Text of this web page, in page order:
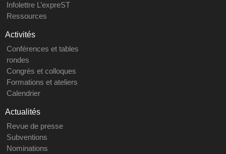
Infolettre L’expreST
Ressources
Activités
Conférences et tables
rondes
Congrès et colloques
Formations et ateliers
Calendrier
Actualités
Revue de presse
Subventions
Nominations